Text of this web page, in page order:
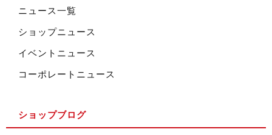
ニュース一覧
ショップニュース
イベントニュース
コーポレートニュース
ショップブログ